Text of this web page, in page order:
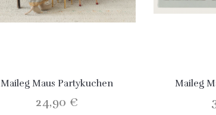
Maileg Maus Partykuchen
24,90 €
Maileg